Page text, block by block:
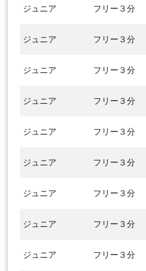
ジュニア フリー３分
ジュニア フリー３分
ジュニア フリー３分
ジュニア フリー３分
ジュニア フリー３分
ジュニア フリー３分
ジュニア フリー３分
ジュニア フリー３分
ジュニア フリー３分